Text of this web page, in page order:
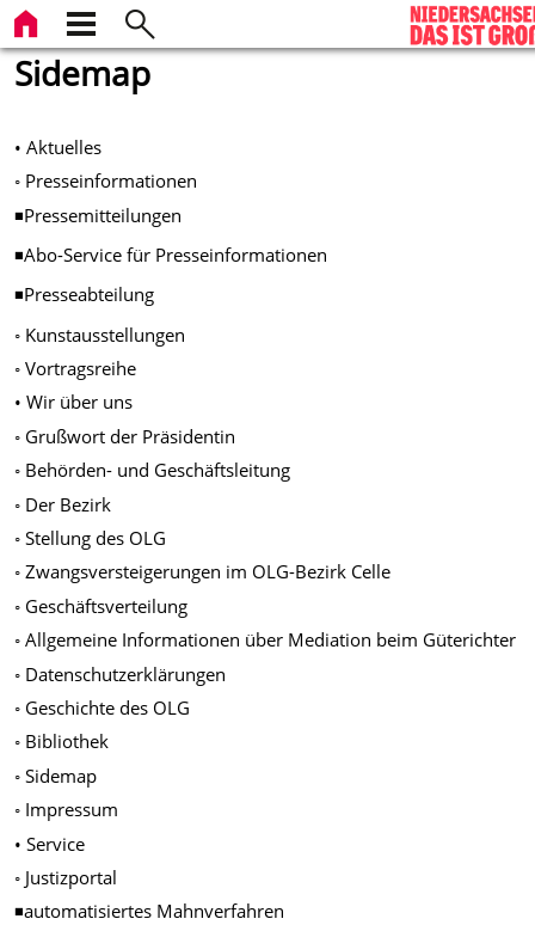
Sidemap
• Aktuelles
◦ Presseinformationen
◾Pressemitteilungen
◾Abo-Service für Presseinformationen
◾Presseabteilung
◦ Kunstausstellungen
◦ Vortragsreihe
• Wir über uns
◦ Grußwort der Präsidentin
◦ Behörden- und Geschäftsleitung
◦ Der Bezirk
◦ Stellung des OLG
◦ Zwangsversteigerungen im OLG-Bezirk Celle
◦ Geschäftsverteilung
◦ Allgemeine Informationen über Mediation beim Güterichter
◦ Datenschutzerklärungen
◦ Geschichte des OLG
◦ Bibliothek
◦ Sidemap
◦ Impressum
• Service
◦ Justizportal
◾automatisiertes Mahnverfahren